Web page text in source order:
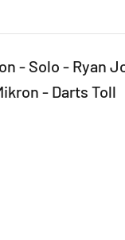
- Solo - Ryan
- Darts Toll